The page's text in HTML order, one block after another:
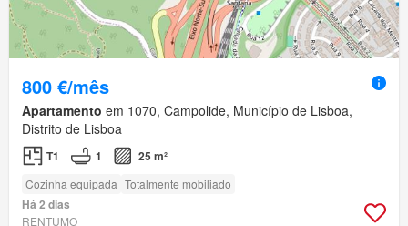
800 €/mês
Apartamento em 1070, Campolide, Município de Lisboa,
Distrito de Lisboa
T1 1 25 m²
Cozinha equipada Totalmente mobiliado
Há 2 dias
RENTUMO